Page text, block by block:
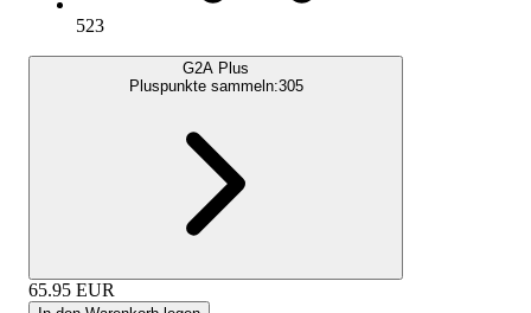
523
G2A Plus
Pluspunkte sammeln:305
65.95 EUR